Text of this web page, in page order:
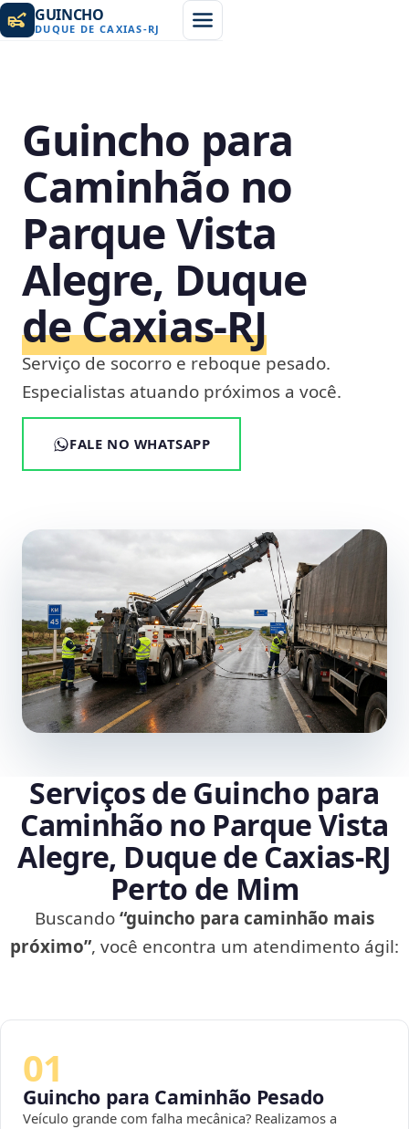
GUINCHO
DUQUE DE CAXIAS-RJ
Guincho para
Caminhão no
Parque Vista
Alegre, Duque
de Caxias‑RJ
Serviço de socorro e reboque pesado.
Especialistas atuando próximos a você.
FALE NO WHATSAPP
Serviços de Guincho para
Caminhão no Parque Vista
Alegre, Duque de Caxias‑RJ
Perto de Mim
Buscando“guincho para caminhão mais
próximo”, você encontra um atendimento ágil:
01
Guincho para Caminhão Pesado
Veículo grande com falha mecânica? Realizamos a